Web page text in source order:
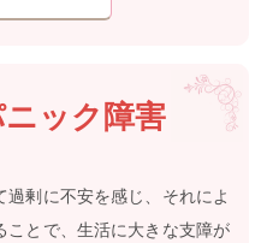
ック障害
剰に不安を感じ、それによ
ことで、生活に大きな支障が